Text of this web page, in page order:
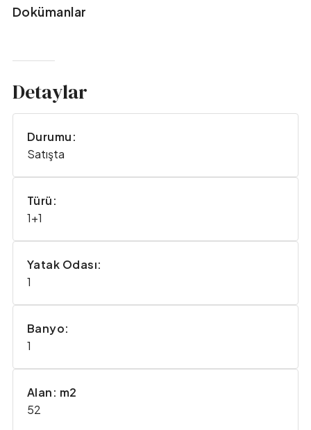
Dokümanlar
Detaylar
Durumu:
Satışta
Türü:
1+1
Yatak Odası:
1
Banyo:
1
Alan: m2
52